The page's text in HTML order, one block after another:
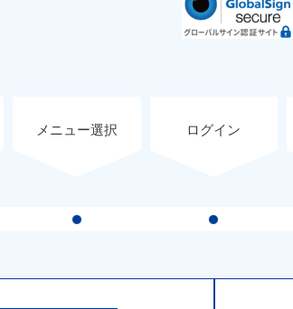
メニュー選択 ログイン